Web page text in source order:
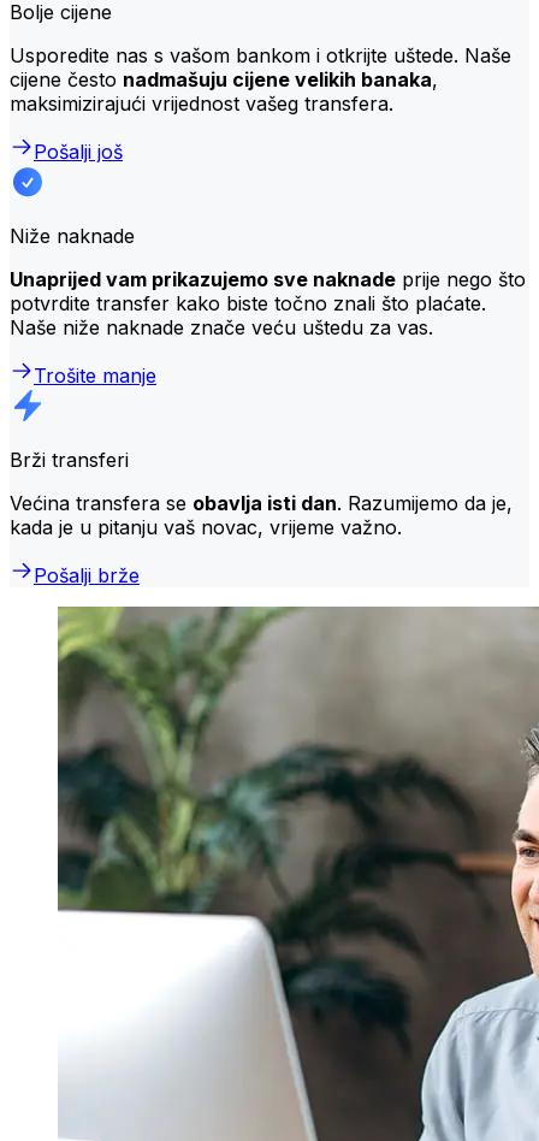
Bolje cijene
Usporedite nas s vašom bankom i otkrijte uštede. Naše
cijene često nadmašuju cijene velikih banaka,
maksimizirajući vrijednost vašeg transfera.
Pošalji još
Niže naknade
Unaprijed vam prikazujemo sve naknade prije nego što
potvrdite transfer kako biste točno znali što plaćate.
Naše niže naknade znače veću uštedu za vas.
Trošite manje
Brži transferi
Većina transfera se obavlja isti dan. Razumijemo da je,
kada je u pitanju vaš novac, vrijeme važno.
Pošalji brže